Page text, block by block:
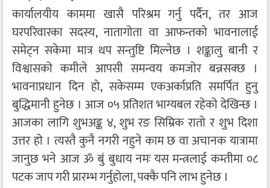
कार्यालयीय काममा खासै परिश्रम गर्नु पर्दैन, तर आज
घरपरिवारका सदस्य, नातागोता वा आफन्तको भावनालाई
समेट्न सकेमा मात्र थप सन्तुष्टि मिल्नेछ । शङ्कालु बानी र
विश्वासको कमीले आपसी समन्वय कमजोर बन्नसक्छ ।
भावनाप्रधान दिन हो, सकेसम्म एकअर्काप्रति समर्पित हुनु
बुद्धिमानी हुनेछ । आज ०५ प्रतिशत भाग्यबल रहेको देखिन्छ ।
आजका लागि शुभअङ्क ४, शुभ रङ सिम्रिक रातो र शुभ दिशा
उत्तर हो । त्यस्तै कुनै नगरी नहुने काम छ वा अचानक यात्रामा
जानुछ भने आज ॐ बुं बुधाय नमः यस मन्त्रलाई कम्तीमा ०८
पटक जाप गरी प्रारम्भ गर्नुहोला, पक्कै पनि लाभ हुनेछ ।